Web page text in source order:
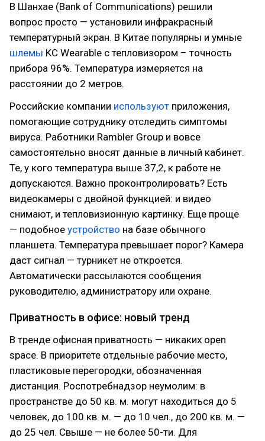
В Шанхае (Bank of Communications) решили
вопрос просто — установили инфракрасный
температурный экран. В Китае популярны и умные
шлемы KC Wearable с тепловизором – точность
прибора 96%. Температура измеряется на
расстоянии до 2 метров.
Российские компании используют приложения,
помогающие сотруднику отследить симптомы
вируса. Работники Rambler Group и вовсе
самостоятельно вносят данные в личный кабинет.
Те, у кого температура выше 37,2, к работе не
допускаются. Важно проконтролировать? Есть
видеокамеры с двойной функцией: и видео
снимают, и тепловизионную картинку. Еще проще
— подобное устройство на базе обычного
планшета. Температура превышает порог? Камера
даст сигнал — турникет не откроется.
Автоматически рассылаются сообщения
руководителю, администратору или охране.
Приватность в офисе: новый тренд
В тренде офисная приватность — никаких open
space. В приоритете отдельные рабочие место,
пластиковые перегородки, обозначенная
дистанция. Роспотребнадзор неумолим: в
пространстве до 50 кв. м. могут находиться до 5
человек, до 100 кв. м. — до 10 чел., до 200 кв. м. —
до 25 чел. Свыше — не более 50-ти. Для